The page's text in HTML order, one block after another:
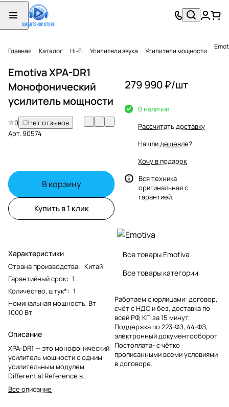
Главная Каталог Hi-Fi Усилители звука Усилители мощности
Emotiva XPA-DR1
Монофонический
усилитель мощности
0
Нет отзывов
Арт.90574
В корзину
Купить в 1 клик
Характеристики
Страна производства: Китай
Гарантийный срок: 1
Количество, штук*: 1
Номинальная мощность, Вт:
1000 Вт
Описание
XPA-DR1 — это монофонический
усилитель мощности с одним
усилительным модулем
Differential Reference в
моноблочной конфигурации с
собственным импульсным
Все описание
279 990 ₽/шт
В наличии
Рассчитать доставку
Нашли дешевле?
Хочу в подарок
Вся техника
оригинальная с
гарантией.
Все товары Emotiva
Все товары категории
Работаем с юрлицами: договор,
счёт с НДС и без, доставка по
всей РФ, КП за 15 минут.
Поддержка по 223-ФЗ, 44-ФЗ,
электронный документооборот.
Постоплата- с чётко
прописанными всеми условиями
в договоре.